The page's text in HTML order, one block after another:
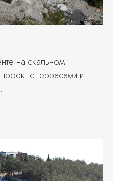
на скальном
с террасами и